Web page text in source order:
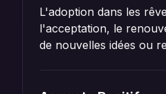
L'adoption dans les
l'acceptation, le
de nouvelles idées ou